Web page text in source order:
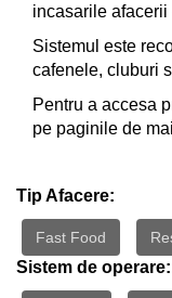
incasarile
Sistemul este
cafenele, cluburi
Pentru a accesa
pe paginile de
Tip Afacere:
Fast Food
Sistem de operare: